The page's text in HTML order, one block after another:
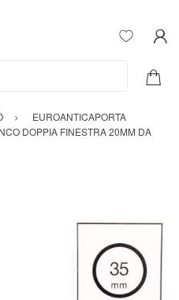
EUROANTICAPORTA
DOPPIA FINESTRA 20MM DA